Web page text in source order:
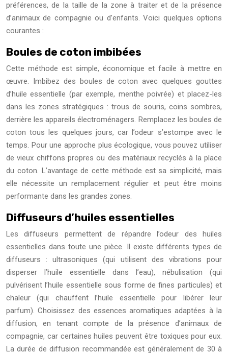
préférences, de la taille de la zone à traiter et de la présence
d’animaux de compagnie ou d’enfants. Voici quelques options
courantes :
Boules de coton imbibées
Cette méthode est simple, économique et facile à mettre en
œuvre. Imbibez des boules de coton avec quelques gouttes
d’huile essentielle (par exemple, menthe poivrée) et placez-les
dans les zones stratégiques : trous de souris, coins sombres,
derrière les appareils électroménagers. Remplacez les boules de
coton tous les quelques jours, car l’odeur s’estompe avec le
temps. Pour une approche plus écologique, vous pouvez utiliser
de vieux chiffons propres ou des matériaux recyclés à la place
du coton. L’avantage de cette méthode est sa simplicité, mais
elle nécessite un remplacement régulier et peut être moins
performante dans les grandes zones.
Diffuseurs d’huiles essentielles
Les diffuseurs permettent de répandre l’odeur des huiles
essentielles dans toute une pièce. Il existe différents types de
diffuseurs : ultrasoniques (qui utilisent des vibrations pour
disperser l’huile essentielle dans l’eau), nébulisation (qui
pulvérisent l’huile essentielle sous forme de fines particules) et
chaleur (qui chauffent l’huile essentielle pour libérer leur
parfum). Choisissez des essences aromatiques adaptées à la
diffusion, en tenant compte de la présence d’animaux de
compagnie, car certaines huiles peuvent être toxiques pour eux.
La durée de diffusion recommandée est généralement de 30 à